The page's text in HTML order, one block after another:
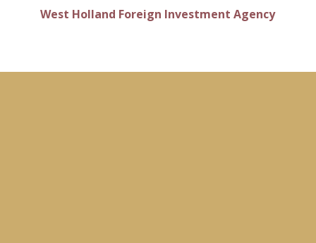
West Holland Foreign Investment Agency